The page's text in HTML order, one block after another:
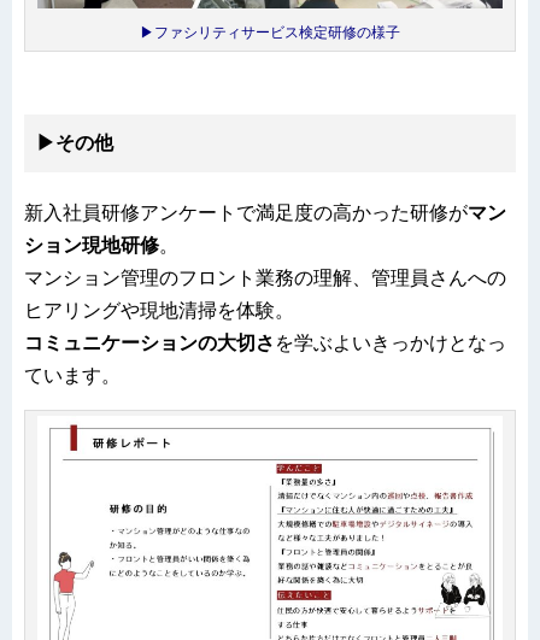
▶ファシリティサービス検定研修の様子
▶その他
新入社員研修アンケートで満足度の高かった研修がマン
ション現地研修。
マンション管理のフロント業務の理解、管理員さんへの
ヒアリングや現地清掃を体験。
コミュニケーションの大切さ を学ぶよいきっかけとなっ
ています。